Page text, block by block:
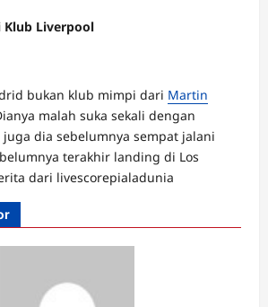
Klub Liverpool
bukan klub mimpi dari Martin
malah suka sekali dengan
juga dia sebelumnya sempat jalani
terakhir landing di Los
dari livescorepialadunia